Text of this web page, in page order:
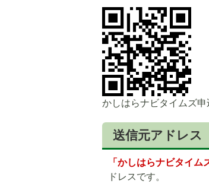
かしはらナビタイムズ
送信元アドレス
「かしはらナビタイム
ドレスです。